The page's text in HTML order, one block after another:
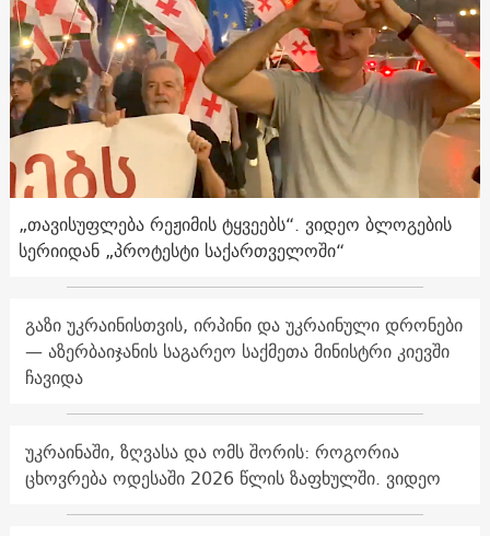
„თავისუფლება რეჟიმის ტყვეებს“. ვიდეო ბლოგების
სერიიდან „პროტესტი საქართველოში“
გაზი უკრაინისთვის, ირპინი და უკრაინული დრონები
— აზერბაიჯანის საგარეო საქმეთა მინისტრი კიევში
ჩავიდა
უკრაინაში, ზღვასა და ომს შორის: როგორია
ცხოვრება ოდესაში 2026 წლის ზაფხულში. ვიდეო